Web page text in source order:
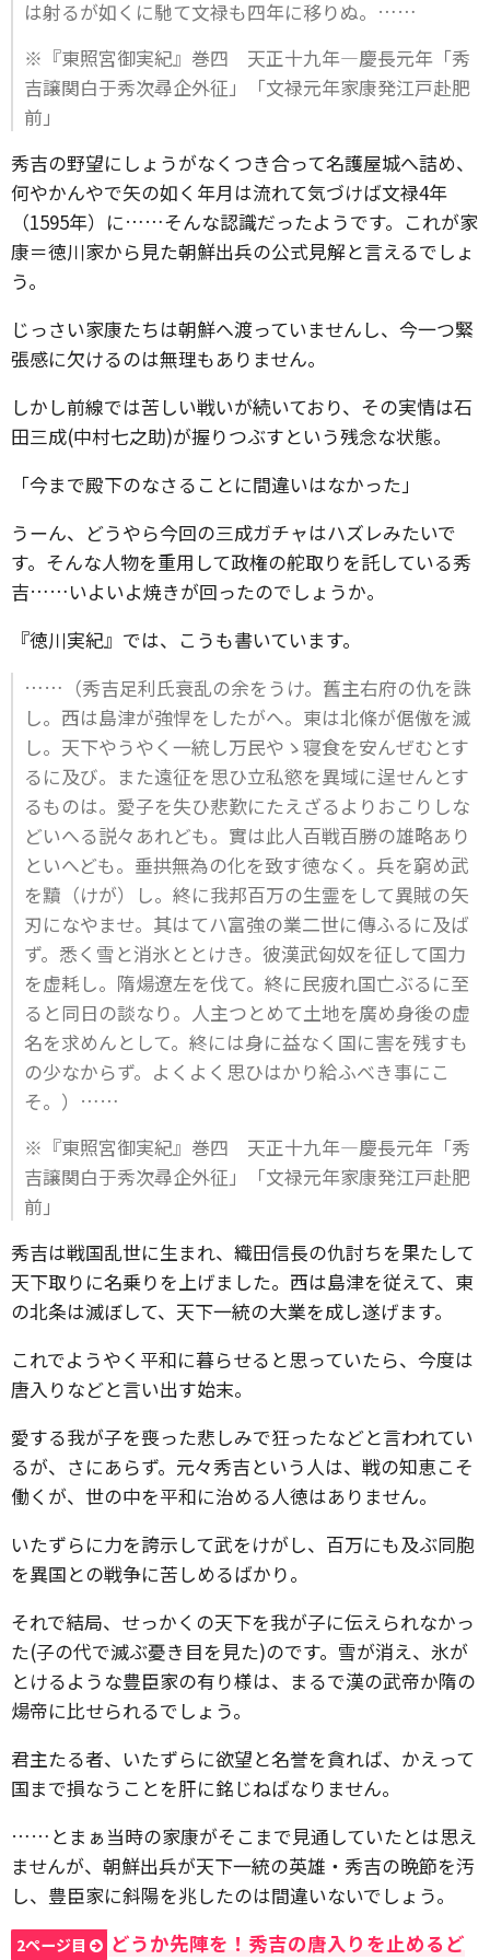
は射るが如くに馳て文禄も四年に移りぬ。……
※『東照宮御実紀』巻四 天正十九年―慶長元年「秀
吉譲関白于秀次尋企外征」「文禄元年家康発江戸赴肥
前」
秀吉の野望にしょうがなくつき合って名護屋城へ詰め、
何やかんやで矢の如く年月は流れて気づけば文禄4年
（1595年）に……そんな認識だったようです。これが家
康＝徳川家から見た朝鮮出兵の公式見解と言えるでしょ
う。
じっさい家康たちは朝鮮へ渡っていませんし、今一つ緊
張感に欠けるのは無理もありません。
しかし前線では苦しい戦いが続いており、その実情は石
田三成(中村七之助)が握りつぶすという残念な状態。
「今まで殿下のなさることに間違いはなかった」
うーん、どうやら今回の三成ガチャはハズレみたいで
す。そんな人物を重用して政権の舵取りを託している秀
吉……いよいよ焼きが回ったのでしょうか。
『徳川実紀』では、こうも書いています。
……（秀吉足利氏衰乱の余をうけ。舊主右府の仇を誅
し。西は島津が強悍をしたがへ。東は北條が倨傲を滅
し。天下やうやく一統し万民やゝ寝食を安んぜむとす
るに及び。また遠征を思ひ立私慾を異域に逞せんとす
るものは。愛子を失ひ悲歎にたえざるよりおこりしな
どいへる説々あれども。實は此人百戦百勝の雄略あり
といへども。垂拱無為の化を致す徳なく。兵を窮め武
を黷（けが）し。終に我邦百万の生霊をして異賊の矢
刃になやませ。其はてハ富強の業二世に傳ふるに及ば
ず。悉く雪と消氷ととけき。彼漢武匈奴を征して国力
を虚耗し。隋煬遼左を伐て。終に民疲れ国亡ぶるに至
ると同日の談なり。人主つとめて土地を廣め身後の虚
名を求めんとして。終には身に益なく国に害を残すも
の少なからず。よくよく思ひはかり給ふべき事にこ
そ。）……
※『東照宮御実紀』巻四 天正十九年―慶長元年「秀
吉譲関白于秀次尋企外征」「文禄元年家康発江戸赴肥
前」
秀吉は戦国乱世に生まれ、織田信長の仇討ちを果たして
天下取りに名乗りを上げました。西は島津を従えて、東
の北条は滅ぼして、天下一統の大業を成し遂げます。
これでようやく平和に暮らせると思っていたら、今度は
唐入りなどと言い出す始末。
愛する我が子を喪った悲しみで狂ったなどと言われてい
るが、さにあらず。元々秀吉という人は、戦の知恵こそ
働くが、世の中を平和に治める人徳はありません。
いたずらに力を誇示して武をけがし、百万にも及ぶ同胞
を異国との戦争に苦しめるばかり。
それで結局、せっかくの天下を我が子に伝えられなかっ
た(子の代で滅ぶ憂き目を見た)のです。雪が消え、氷が
とけるような豊臣家の有り様は、まるで漢の武帝か隋の
煬帝に比せられるでしょう。
君主たる者、いたずらに欲望と名誉を貪れば、かえって
国まで損なうことを肝に銘じねばなりません。
……とまぁ当時の家康がそこまで見通していたとは思え
ませんが、朝鮮出兵が天下一統の英雄・秀吉の晩節を汚
し、豊臣家に斜陽を兆したのは間違いないでしょう。
2ページ目
どうか先陣を！秀吉の唐入りを止めるど